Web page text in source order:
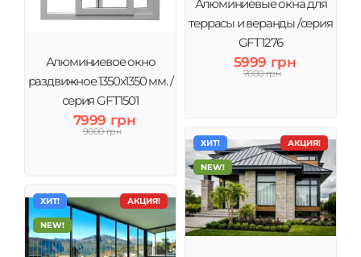
Алюминиевые окна для
террасы и веранды /серия
GFT1276
5999 грн
7000 грн
Алюминиевое окно
раздвижное 1350x1350 мм. /
серия GFT1501
7999 грн
9000 грн
АКЦИЯ!
ХИТ!
NEW!
АКЦИЯ!
ХИТ!
NEW!